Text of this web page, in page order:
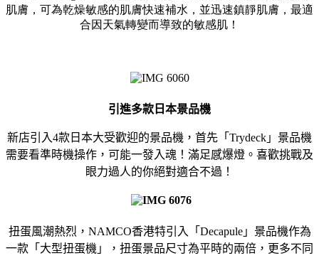
肌膚， 可為乾燥敏感的肌膚快速補水，並迅速鎮靜肌膚， 最適
合因天氣轉變而導致的敏感肌！
引進多款日本景品機
新店引入4款日本大受歡迎的景品機，首先「Trydeck」景品機
需要看準時機操作，可能一發入魂！滿足感爆燈。喜歡挑戰及
眼力過人的你絕對適合不過！
扭蛋風潮熱烈， NAMCO香港特引入「 Decapule」 景品機作為
一款「大型扭蛋機」，扭蛋景品尺寸為平時的兩倍， 更多不同